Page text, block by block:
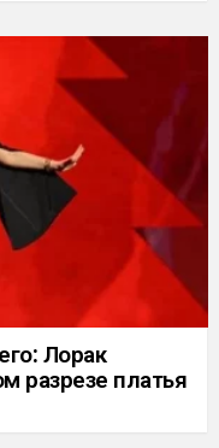
Лорак
разрезе платья